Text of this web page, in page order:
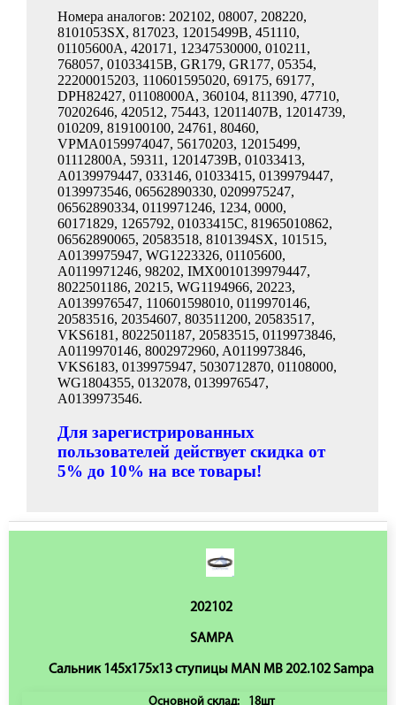
Номера аналогов: 202102, 08007, 208220,
8101053SX, 817023, 12015499B, 451110,
01105600A, 420171, 12347530000, 010211,
768057, 01033415B, GR179, GR177, 05354,
22200015203, 110601595020, 69175, 69177,
DPH82427, 01108000A, 360104, 811390, 47710,
70202646, 420512, 75443, 12011407B, 12014739,
010209, 819100100, 24761, 80460,
VPMA0159974047, 56170203, 12015499,
01112800A, 59311, 12014739B, 01033413,
A0139979447, 033146, 01033415, 0139979447,
0139973546, 06562890330, 0209975247,
06562890334, 0119971246, 1234, 0000,
60171829, 1265792, 01033415C, 81965010862,
06562890065, 20583518, 8101394SX, 101515,
A0139975947, WG1223326, 01105600,
A0119971246, 98202, IMX0010139979447,
8022501186, 20215, WG1194966, 20223,
A0139976547, 110601598010, 0119970146,
20583516, 20354607, 803511200, 20583517,
VKS6181, 8022501187, 20583515, 0119973846,
A0119970146, 8002972960, A0119973846,
VKS6183, 0139975947, 5030712870, 01108000,
WG1804355, 0132078, 0139976547,
A0139973546.
Для зарегистрированных
пользователей действует скидка от
5% до 10% на все товары!
202102
SAMPA
Сальник 145x175x13 ступицы MAN MB 202.102 Sampa
Основной склад: 18шт